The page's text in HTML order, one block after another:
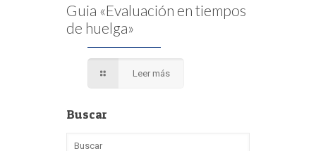
Guia «Evaluación en tiempos
de huelga»
Leer más
Buscar